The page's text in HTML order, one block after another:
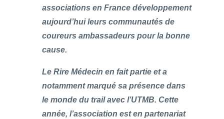
associations en France développement
aujourd’hui leurs communautés de
coureurs ambassadeurs pour la bonne
cause.
Le Rire Médecin en fait partie et a
notamment marqué sa présence dans
le monde du trail avec l’UTMB. Cette
année, l’association est en partenariat